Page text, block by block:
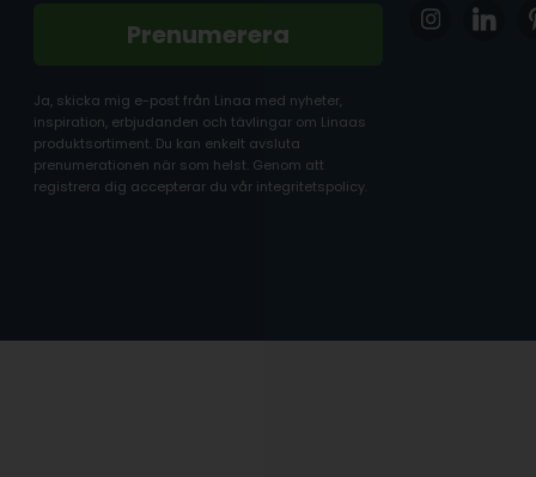
Prenumerera
Ja, skicka mig e-post från Linaa med nyheter,
inspiration, erbjudanden och tävlingar om Linaas
produktsortiment. Du kan enkelt avsluta
prenumerationen när som helst. Genom att
registrera dig accepterar du vår integritetspolicy.